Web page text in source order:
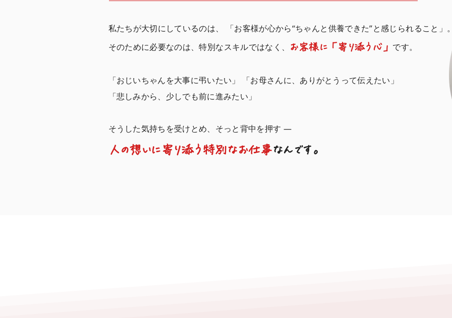
私たちが大切にしているのは、 「お客様が心から“ちゃんと供養できた”と感じられること」
そのために必要なのは、特別なスキルではなく、
お客様に「寄り添う心」 です。
「おじいちゃんを大事に弔いたい」 「お母さんに、ありがとうって伝えたい」
「悲しみから、少しでも前に進みたい」
そうした気持ちを受けとめ、そっと背中を押す ―
人の想いに寄り添う特別なお仕事なんです。